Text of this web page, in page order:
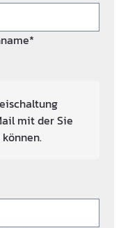
mit der Sie